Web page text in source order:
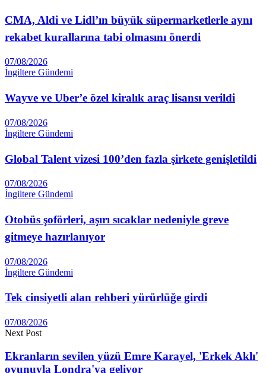
CMA, Aldi ve Lidl’ın büyük süpermarketlerle aynı
rekabet kurallarına tabi olmasını önerdi
07/08/2026
İngiltere Gündemi
Wayve ve Uber’e özel kiralık araç lisansı verildi
07/08/2026
İngiltere Gündemi
Global Talent vizesi 100’den fazla şirkete genişletildi
07/08/2026
İngiltere Gündemi
Otobüs şoförleri, aşırı sıcaklar nedeniyle greve
gitmeye hazırlanıyor
07/08/2026
İngiltere Gündemi
Tek cinsiyetli alan rehberi yürürlüğe girdi
07/08/2026
Next Post
Ekranların sevilen yüzü Emre Karayel, 'Erkek Aklı'
oyunuyla Londra'ya geliyor